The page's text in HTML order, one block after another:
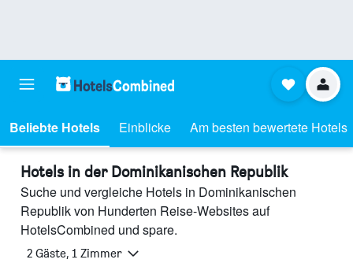
Beliebte Hotels Einblicke Am besten bewertete Hotels
Hotels in der Dominikanischen Republik
Suche und vergleiche Hotels in Dominikanischen
Republik von Hunderten Reise-Websites auf
HotelsCombined und spare.
2 Gäste, 1 Zimmer